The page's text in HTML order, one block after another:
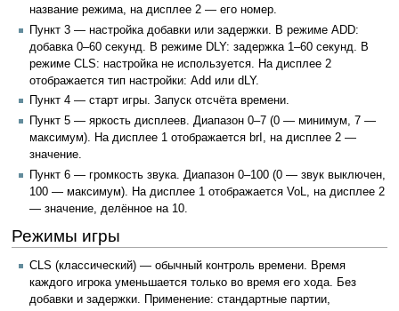
название режима, на дисплее 2 — его номер.
Пункт 3 — настройка добавки или задержки. В режиме ADD:
добавка 0–60 секунд. В режиме DLY: задержка 1–60 секунд. В
режиме CLS: настройка не используется. На дисплее 2
отображается тип настройки: Add или dLY.
Пункт 4 — старт игры. Запуск отсчёта времени.
Пункт 5 — яркость дисплеев. Диапазон 0–7 (0 — минимум, 7 —
максимум). На дисплее 1 отображается brI, на дисплее 2 —
значение.
Пункт 6 — громкость звука. Диапазон 0–100 (0 — звук выключен,
100 — максимум). На дисплее 1 отображается VoL, на дисплее 2
— значение, делённое на 10.
Режимы игры
CLS (классический) — обычный контроль времени. Время
каждого игрока уменьшается только во время его хода. Без
добавки и задержки. Применение: стандартные партии,